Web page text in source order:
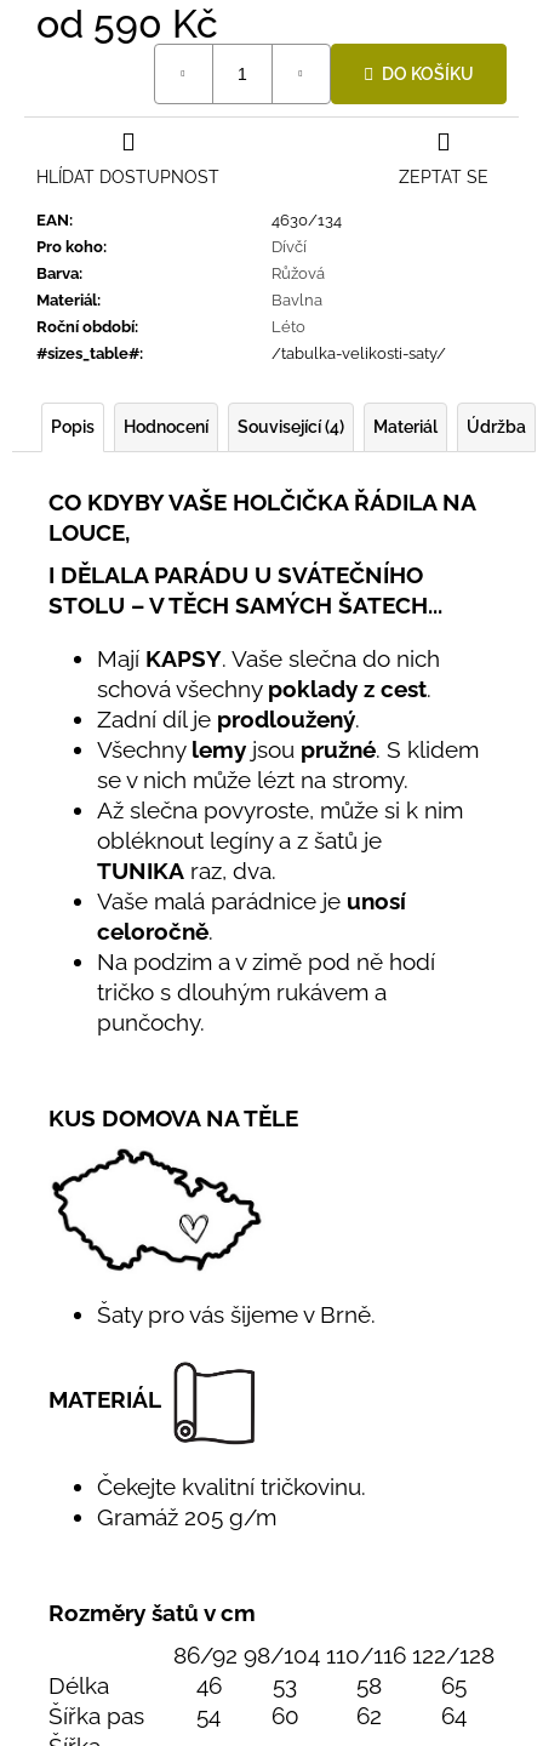
od 590 Kč
DO KOŠÍKU
EAN:
4630/134
Pro koho:
Dívčí
Barva:
Růžová
Materiál:
Bavlna
Roční období:
Léto
#sizes_table#: /tabulka-velikosti-saty/
ZEPTAT SE
HLÍDAT DOSTUPNOST
Popis Hodnocení Související (4) Materiál Údržba
CO KDYBY VAŠE HOLČIČKA ŘÁDILA NA
LOUCE,
I DĚLALA PARÁDU U SVÁTEČNÍHO
STOLU – V TĚCH SAMÝCH ŠATECH...
Mají KAPSY. Vaše slečna do nich
schová všechny poklady z cest.
Zadní díl je prodloužený.
Všechny lemy jsou pružné. S klidem
se v nich může lézt na stromy.
Až slečna povyroste, může si k nim
obléknout legíny a z šatů je
TUNIKA raz, dva.
Vaše malá parádnice je unosí
celoročně.
Na podzim a v zimě pod ně hodí
tričko s dlouhým rukávem a
punčochy.
KUS DOMOVA NA TĚLE
Šaty pro vás šijeme v Brně.
MATERIÁL
Čekejte kvalitní tričkovinu.
Gramáž 205 g/m
Rozměry šatů v cm
86/92 98/104 110/116 122/128
Délka
46 53 58
65
Šířka pas
54 60 62
64